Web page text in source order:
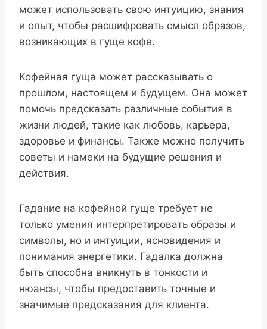
может использовать свою интуицию, знания
и опыт, чтобы расшифровать смысл образов,
возникающих в гуще кофе.
Кофейная гуща может рассказывать о
прошлом, настоящем и будущем. Она может
помочь предсказать различные события в
жизни людей, такие как любовь, карьера,
здоровье и финансы. Также можно получить
советы и намеки на будущие решения и
действия.
Гадание на кофейной гуще требует не
только умения интерпретировать образы и
символы, но и интуиции, ясновидения и
понимания энергетики. Гадалка должна
быть способна вникнуть в тонкости и
нюансы, чтобы предоставить точные и
значимые предсказания для клиента.